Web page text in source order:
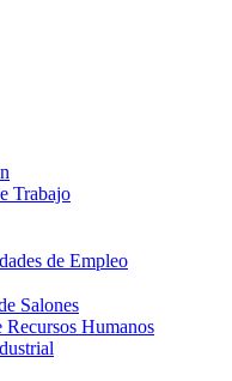
Trabajo
de Empleo
Salones
Recursos Humanos